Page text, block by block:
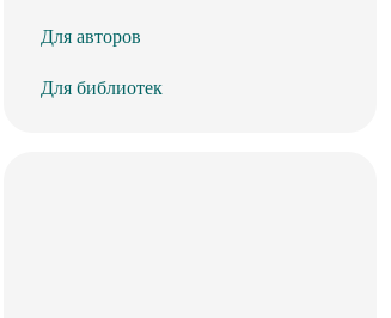
Для авторов
Для библиотек